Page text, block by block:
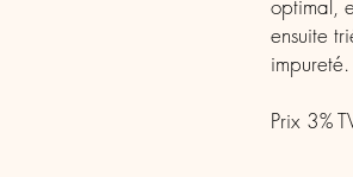
optimal,
ensuite
impureté.
Prix 3%